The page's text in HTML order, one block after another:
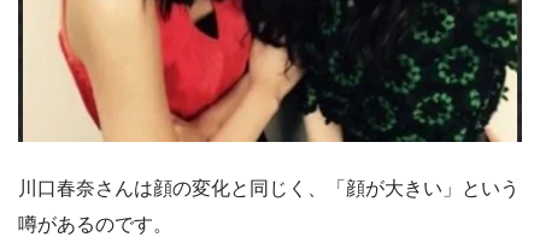
川口春奈さんは顔の変化と同じく、「顔が大きい」という
噂があるのです。